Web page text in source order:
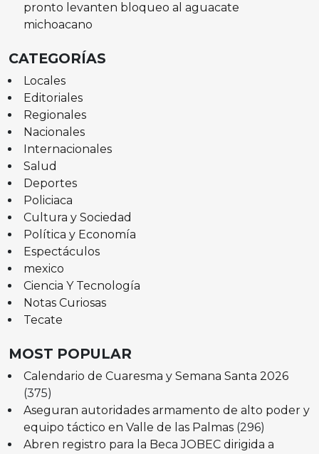
pronto levanten bloqueo al aguacate
michoacano
CATEGORÍAS
Locales
Editoriales
Regionales
Nacionales
Internacionales
Salud
Deportes
Policiaca
Cultura y Sociedad
Política y Economía
Espectáculos
mexico
Ciencia Y Tecnología
Notas Curiosas
Tecate
MOST POPULAR
Calendario de Cuaresma y Semana Santa 2026
(375)
Aseguran autoridades armamento de alto poder y
equipo táctico en Valle de las Palmas (296)
Abren registro para la Beca JOBEC dirigida a